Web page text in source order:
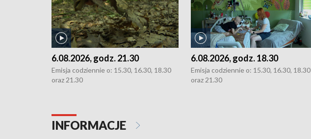
6.08.2026, godz. 21.30
Emisja codziennie o: 15.30, 16.30, 18.30
oraz 21.30
6.08.2026, godz. 18.30
Emisja codziennie o: 15.30, 16.30, 18.30
oraz 21.30
INFORMACJE